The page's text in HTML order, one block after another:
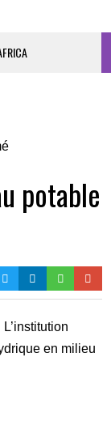
potable
en milieu